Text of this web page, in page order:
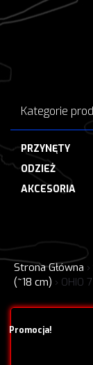
Kategorie
PRZYNĘTY
ODZIEŻ
AKCESORIA
Strona Główna ›
(~18 cm) › OHIO
Promocja!